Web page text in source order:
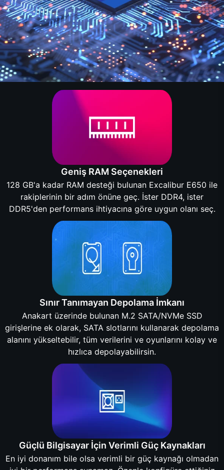
Geniş RAM Seçenekleri
128 GB'a kadar RAM desteği bulunan Excalibur E650 ile
rakiplerinin bir adım önüne geç. İster DDR4, ister
DDR5'den performans ihtiyacına göre uygun olanı seç.
Sınır Tanımayan Depolama İmkanı
Anakart üzerinde bulunan M.2 SATA/NVMe SSD
girişlerine ek olarak, SATA slotlarını kullanarak depolama
alanını yükseltebilir, tüm verilerini ve oyunlarını kolay ve
hızlıca depolayabilirsin.
Güçlü Bilgisayar İçin Verimli Güç Kaynakları
En iyi donanım bile olsa verimli bir güç kaynağı olmadan